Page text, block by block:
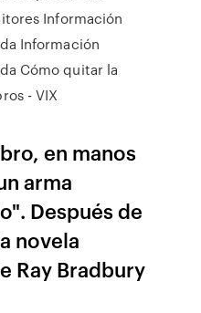
Información
Información
Cómo quitar la
- VIX
en manos
arma
Después de
novela
Ray Bradbury